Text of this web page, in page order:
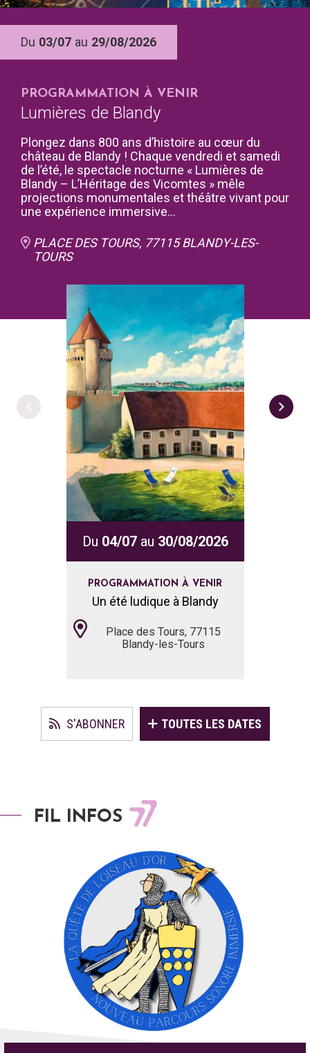
Du 03/07 au 29/08/2026
PROGRAMMATION À VENIR
Lumières de Blandy
Plongez dans 800 ans d’histoire au cœur du
château de Blandy ! Chaque vendredi et samedi
de l’été, le spectacle nocturne « Lumières de
Blandy – L’Héritage des Vicomtes » mêle
projections monumentales et théâtre vivant pour
une expérience immersive…
PLACE DES TOURS, 77115 BLANDY-LES-
TOURS
Du 04/07 au 30/08/2026
PROGRAMMATION À VENIR
Un été ludique à Blandy
Place des Tours, 77115
Blandy-les-Tours
TOUTES LES DATES
S'ABONNER
FIL INFOS